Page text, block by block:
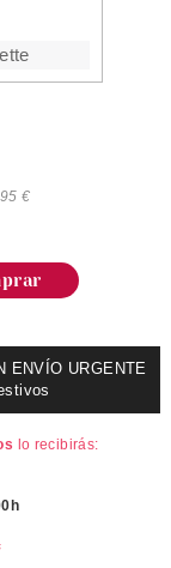
€
ENVÍO URGENTE
lo recibirás: